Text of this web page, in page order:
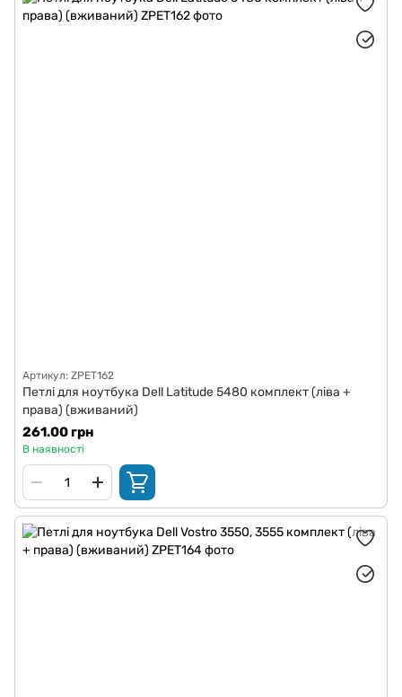
Артикул: ZPET162
Петлі для ноутбука Dell Latitude 5480 комплект (ліва +
права) (вживаний)
261.00 грн
В наявності